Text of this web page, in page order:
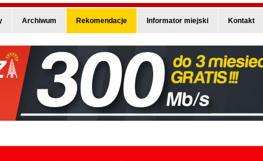
Archiwum Rekomendacje Informator miejski Kontakt